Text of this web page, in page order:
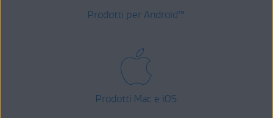
Prodotti per Android™
Prodotti Mac e iOS